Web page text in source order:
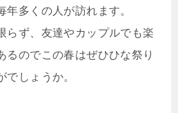
多くの人が訪れます。
らず、友達やカップルでも楽
るのでこの春はぜひひな祭り
でしょうか。